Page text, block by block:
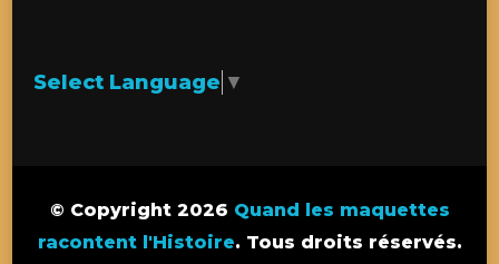
Select Language ▼
© Copyright 2026 Quand les maquettes
racontent l'Histoire. Tous droits réservés.